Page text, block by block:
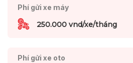
Phí gửi xe máy
250.000 vnd/xe/tháng
Phí gửi xe oto